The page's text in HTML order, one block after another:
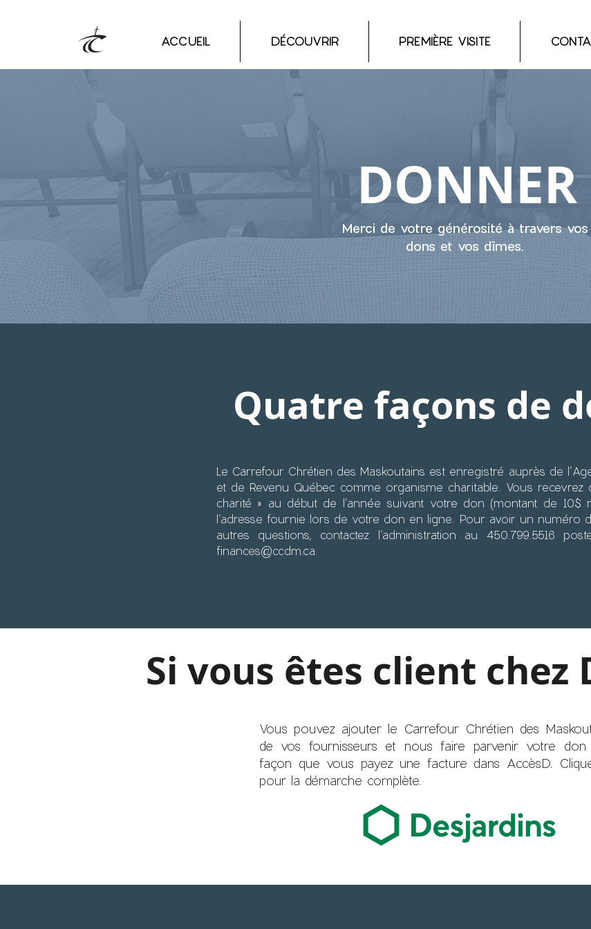
ACCUEIL DÉCOUVRIR PREMIÈRE VISITE
DONNER
Merci de votre générosité à travers vos
dons et vos dîmes.
Quatre façons de
Le Carrefour Chrétien des Maskoutains est enregistré auprès de
et de Revenu Québec comme organisme charitable. Vous
charité » au début de l’année suivant votre don (montant de 10$
l’adresse fournie lors de votre don en ligne. Pour avoir un numéro
autres questions, contactez l’administration au 450.799.5516
finances@ccdm.ca
Si vous êtes client chez
Vous pouvez ajouter le Carrefour Chrétien des
de vos fournisseurs et nous faire parvenir votre
façon que vous payez une facture dans AccèsD.
pour la démarche complète.